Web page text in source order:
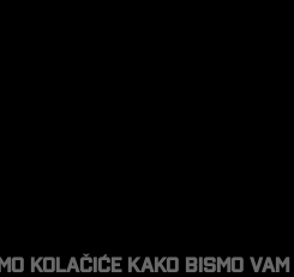
kolačiće kako bismo